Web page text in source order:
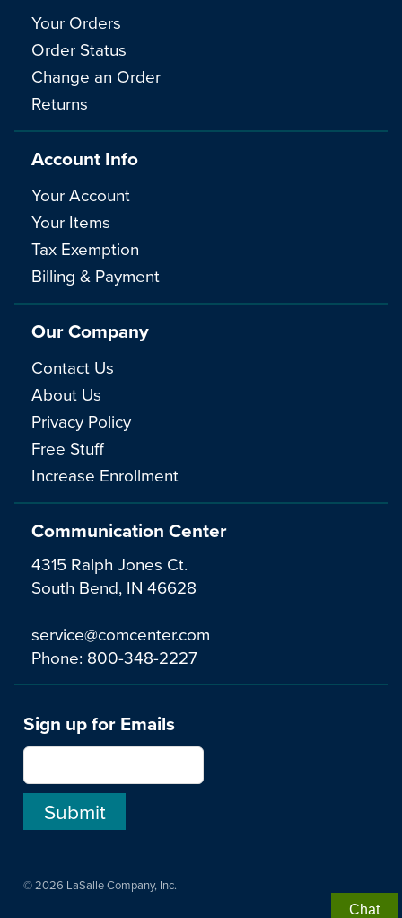
Communication Center
4315 Ralph Jones Ct.
South Bend, IN 46628
service@comcenter.com
Phone: 800-348-2227
Your Orders
Order Status
Change an Order
Returns
Account Info
Your Account
Your Items
Tax Exemption
Billing & Payment
Our Company
Contact Us
About Us
Privacy Policy
Free Stuff
Increase Enrollment
Sign up for Emails
© 2026 LaSalle Company, Inc.
Chat